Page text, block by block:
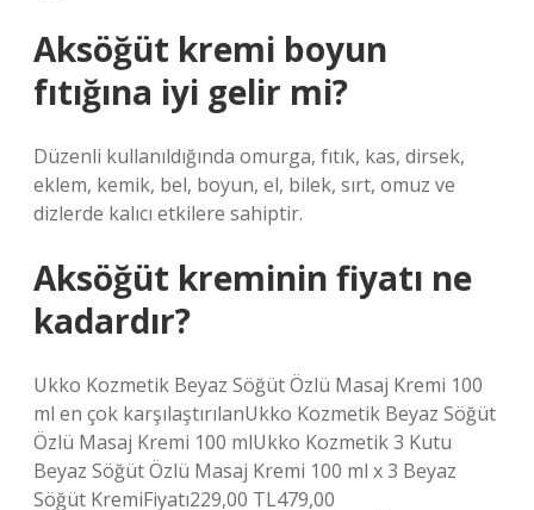
Aksöğüt kremi boyun
fıtığına iyi gelir mi?
Düzenli kullanıldığında omurga, fıtık, kas, dirsek,
eklem, kemik, bel, boyun, el, bilek, sırt, omuz ve
dizlerde kalıcı etkilere sahiptir.
Aksöğüt kreminin fiyatı ne
kadardır?
Ukko Kozmetik Beyaz Söğüt Özlü Masaj Kremi 100
ml en çok karşılaştırılanUkko Kozmetik Beyaz Söğüt
Özlü Masaj Kremi 100 mlUkko Kozmetik 3 Kutu
Beyaz Söğüt Özlü Masaj Kremi 100 ml x 3 Beyaz
Söğüt KremiFiyatı229,00 TL479,00